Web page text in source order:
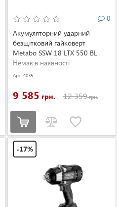
0
Акумуляторний ударний
безщітковий гайковерт
Metabo SSW 18 LTX 550 BL
(без АКБ і ЗП) (602404850)
Немає в наявності
Арт: 4035
9 585 грн. 12 359грн.
-17%